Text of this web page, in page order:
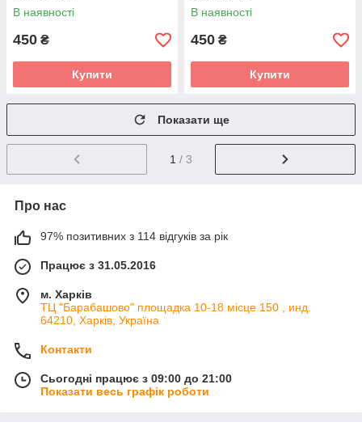
В наявності
450 ₴
Купити
В наявності
450 ₴
Купити
Показати ще
1 / 3
Про нас
97% позитивних з 114 відгуків за рік
Працює з 31.05.2016
м. Харків
ТЦ "Барабашово" площадка 10-18 місце 150 , инд.
64210, Харків, Україна
Контакти
Сьогодні працює з 09:00 до 21:00
Показати весь графік роботи